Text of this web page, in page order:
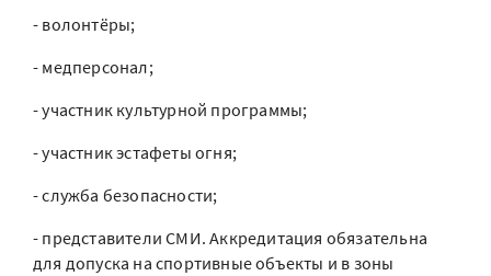
- волонтёры;
- медперсонал;
- участник культурной программы;
- участник эстафеты огня;
- служба безопасности;
- представители СМИ. Аккредитация обязательна
для допуска на спортивные объекты и в зоны